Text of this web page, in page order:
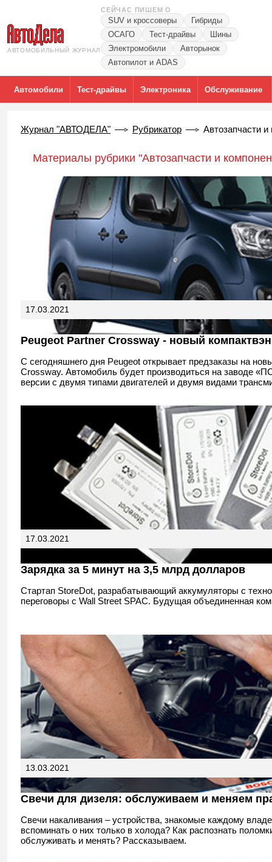
АВТОМОБИЛЬНЫЙ ЖУРНАЛ
СЕЙЧАС ПИШЕМ О
SUV и кроссоверы
Гибриды
ОСАГО
Тест-драйвы
Шины
Электромобили
Авторынок
Автопилот и ADAS
Автомобили Тест-драйвы Электроника Обслуживание
Журнал "АВТОДЕЛА" Рубрикатор Автозапчасти
Материалы рубрики "Автозапчасти и
17.03.2021
Peugeot Partner Crossway - новый компактвэн
С сегодняшнего дня Peugeot открывает предзаказы на
Crossway. Автомобиль будет производиться на заводе
версии с двумя типами двигателей и двумя видами
17.03.2021
Зарядка за 5 минут на 3,5 млрд долларов
Стартап StoreDot, разрабатывающий аккумуляторы с
переговоры с Wall Street SPAC. Будущая объединенная
13.03.2021
Свечи для дизеля: обслуживаем и меняем
Свечи накаливания – устройства, знакомые каждому
вспоминать о них только в холода? Как распознать
обслуживать и менять? Рассказываем.